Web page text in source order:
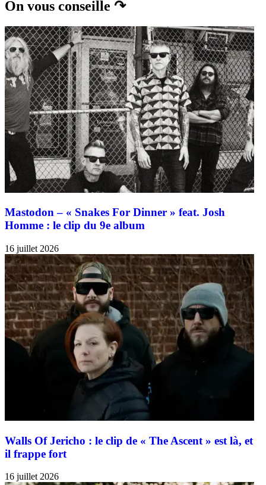
On vous conseille ↷
Mastodon – « Snakes For Dinner » feat. Josh
Homme : le clip du 9e album
16 juillet 2026
Walls Of Jericho : le clip de « The Ascent » est là, et
il frappe fort
16 juillet 2026